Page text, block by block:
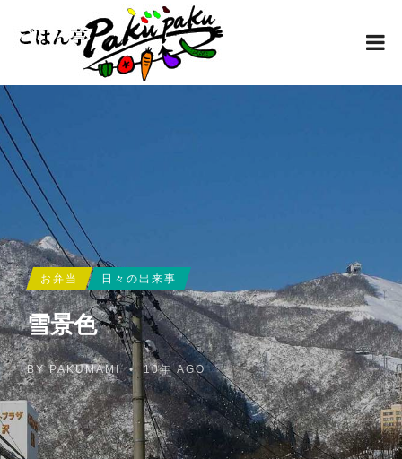
お弁当 日々の出来事
雪景色
BYPAKUMAMI • 10年 AGO